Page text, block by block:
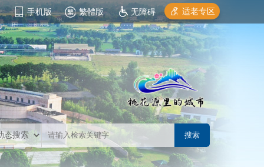
手机版 繁體版 无障碍 适老专区